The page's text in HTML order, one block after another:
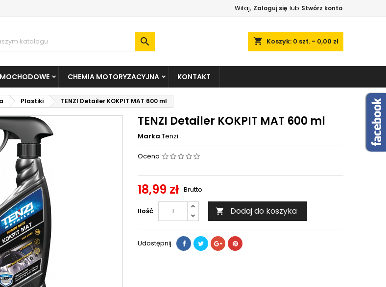
Witaj, Zaloguj się lub Stwórz konto
shopping_cart Koszyk: 0 szt. - 0,00 zł

CHEMIA MOTORYZACYJNA KONTAKT
Plastiki TENZI Detailer KOKPIT MAT 600 ml
TENZI Detailer KOKPIT MAT 600 ml
Marka Tenzi
Ocena
18,99 zł Brutto
Ilość  Dodaj do koszyka
Udostępnij